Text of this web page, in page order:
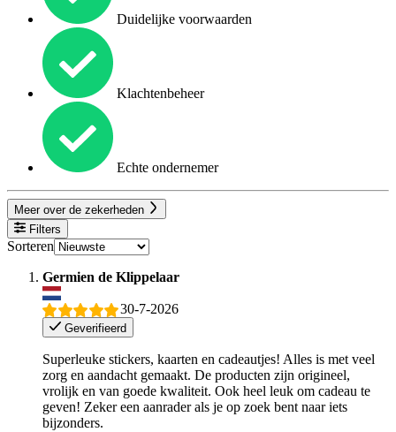
Duidelijke voorwaarden
Klachtenbeheer
Echte ondernemer
Meer over de zekerheden
Filters
Sorteren
Germien de Klippelaar
30-7-2026
Geverifieerd
Superleuke stickers, kaarten en cadeautjes! Alles is met veel
zorg en aandacht gemaakt. De producten zijn origineel,
vrolijk en van goede kwaliteit. Ook heel leuk om cadeau te
geven! Zeker een aanrader als je op zoek bent naar iets
bijzonders.